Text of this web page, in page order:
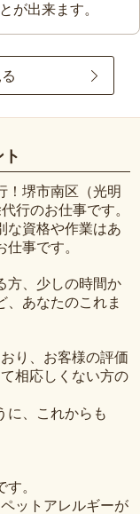
が出来ます。
！堺市南区（光明
行のお仕事です。
な資格や作業はあ
事です。
方、少しの時間か
、あなたのこれま
り、お客様の評価
相応しくない方の
に、これからも
。
ットアレルギーが